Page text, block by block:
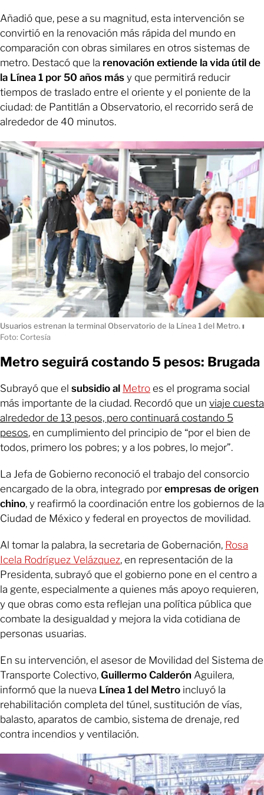
Añadió que, pese a su magnitud, esta intervención se
convirtió en la renovación más rápida del mundo en
comparación con obras similares en otros sistemas de
metro. Destacó que la renovación extiende la vida útil de
la Línea 1 por 50 años más y que permitirá reducir
tiempos de traslado entre el oriente y el poniente de la
ciudad: de Pantitlán a Observatorio, el recorrido será de
alrededor de 40 minutos.
Usuarios estrenan la terminal Observatorio de la Línea 1 del Metro. ı
Foto: Cortesía
Metro seguirá costando 5 pesos: Brugada
Subrayó que el subsidio al Metro es el programa social
más importante de la ciudad. Recordó que un viaje cuesta
alrededor de 13 pesos, pero continuará costando 5
pesos, en cumplimiento del principio de “por el bien de
todos, primero los pobres; y a los pobres, lo mejor”.
La Jefa de Gobierno reconoció el trabajo del consorcio
encargado de la obra, integrado por empresas de origen
chino, y reafirmó la coordinación entre los gobiernos de la
Ciudad de México y federal en proyectos de movilidad.
Al tomar la palabra, la secretaria de Gobernación, Rosa
Icela Rodríguez Velázquez, en representación de la
Presidenta, subrayó que el gobierno pone en el centro a
la gente, especialmente a quienes más apoyo requieren,
y que obras como esta reflejan una política pública que
combate la desigualdad y mejora la vida cotidiana de
personas usuarias.
En su intervención, el asesor de Movilidad del Sistema de
Transporte Colectivo, Guillermo Calderón Aguilera,
informó que la nueva Línea 1 del Metro incluyó la
rehabilitación completa del túnel, sustitución de vías,
balasto, aparatos de cambio, sistema de drenaje, red
contra incendios y ventilación.